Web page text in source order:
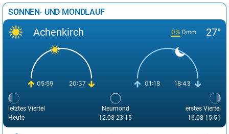
SONNEN- UND MONDLAUF
Achenkirch 0% 0mm 27°
05:59 20:37 01:18 18:43
letztes Viertel
Heute
Neumond
12.08 23:15
erstes Viertel
16.08 15:51